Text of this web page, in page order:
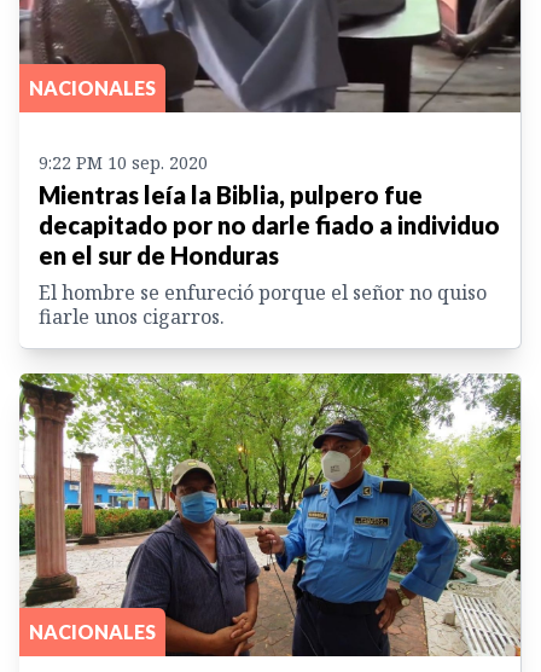
NACIONALES
9:22 PM 10 sep. 2020
Mientras leía la Biblia, pulpero fue
decapitado por no darle fiado a individuo
en el sur de Honduras
El hombre se enfureció porque el señor no quiso
fiarle unos cigarros.
NACIONALES